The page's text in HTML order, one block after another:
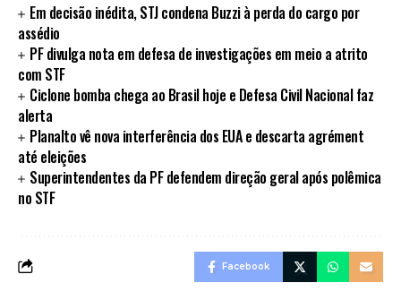
Em decisão inédita, STJ condena Buzzi à perda do cargo por
assédio
PF divulga nota em defesa de investigações em meio a atrito
com STF
Ciclone bomba chega ao Brasil hoje e Defesa Civil Nacional faz
alerta
Planalto vê nova interferência dos EUA e descarta agrément
até eleições
Superintendentes da PF defendem direção geral após polêmica
no STF
Facebook